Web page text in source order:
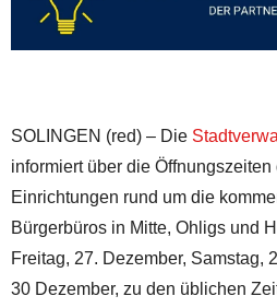
SOLINGEN (red) – Die
informiert über die Öffnungszeiten
Einrichtungen rund um die
Bürgerbüros in Mitte, Ohligs und
Freitag, 27. Dezember, Samstag,
30 Dezember, zu den üblichen